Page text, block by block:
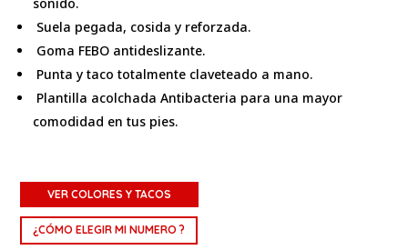
sonido.
Suela pegada, cosida y reforzada.
Goma FEBO antideslizante.
Punta y taco totalmente claveteado a mano.
Plantilla acolchada Antibacteria para una mayor
comodidad en tus pies.
VER COLORES Y TACOS
¿CÓMO ELEGIR MI NUMERO ?